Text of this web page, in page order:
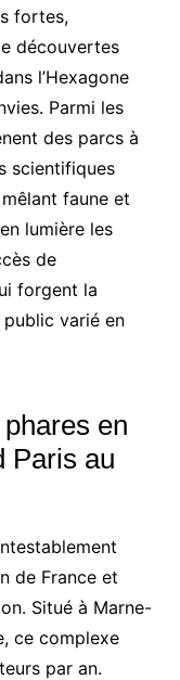
fortes,
découvertes
l’Hexagone
Parmi les
des parcs à
scientifiques
faune et
lumière les
de
forgent la
varié en
en
Paris au
de France et
Situé à Marne-
ce complexe
par an.